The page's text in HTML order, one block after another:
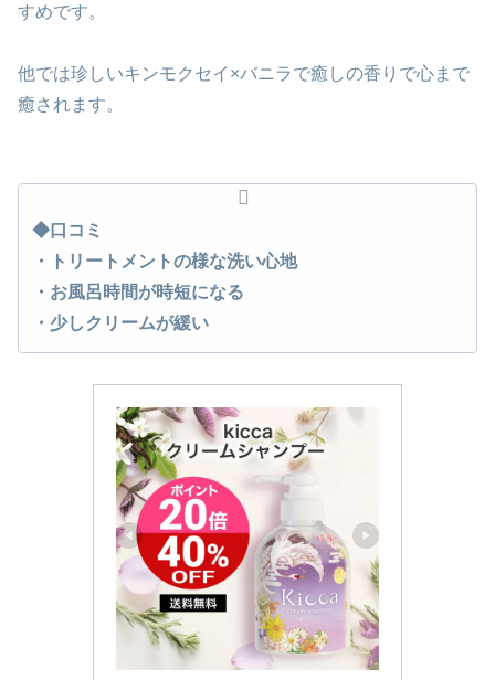
すめです。
他では珍しいキンモクセイ×バニラで癒しの香りで心まで
癒されます。
◆口コミ
・トリートメントの様な洗い心地
・お風呂時間が時短になる
・少しクリームが緩い